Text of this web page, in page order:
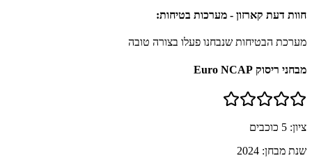
חוות דעת קארזון - מערכות בטיחות:
מערכת הבטיחות שנבחנו פעלו בצורה טובה
מבחני ריסוק Euro NCAP
ציון: 5 כוכבים
שנת מבחן: 2024